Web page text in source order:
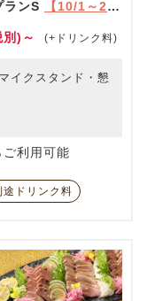
ランS 【10/1～2/28限定】
)～ (+ドリンク料)
イクスタンド・懇
ご利用可能
途ドリンク料